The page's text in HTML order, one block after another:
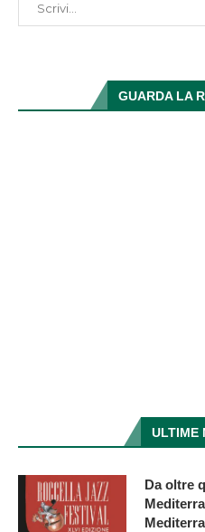
GUARDA LA
ULTIME
Da oltre